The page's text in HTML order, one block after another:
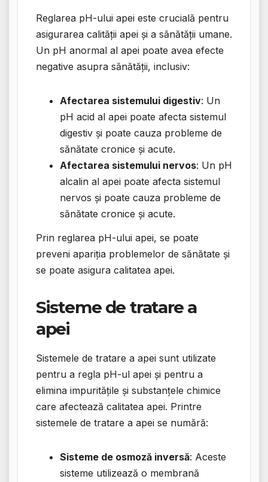
Reglarea pH-ului apei este crucială pentru
asigurarea calității apei și a sănătății umane.
Un pH anormal al apei poate avea efecte
negative asupra sănătății, inclusiv:
Afectarea sistemului digestiv: Un
pH acid al apei poate afecta sistemul
digestiv și poate cauza probleme de
sănătate cronice și acute.
Afectarea sistemului nervos: Un pH
alcalin al apei poate afecta sistemul
nervos și poate cauza probleme de
sănătate cronice și acute.
Prin reglarea pH-ului apei, se poate
preveni apariția problemelor de sănătate și
se poate asigura calitatea apei.
Sisteme de tratare a
apei
Sistemele de tratare a apei sunt utilizate
pentru a regla pH-ul apei și pentru a
elimina impuritățile și substanțele chimice
care afectează calitatea apei. Printre
sistemele de tratare a apei se numără:
Sisteme de osmoză inversă: Aceste
sisteme utilizează o membrană